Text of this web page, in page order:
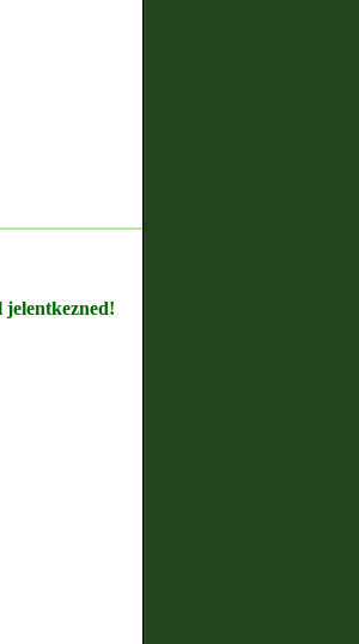
jelentkezned!